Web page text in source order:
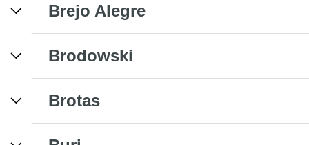
Brejo Alegre
Brodowski
Brotas